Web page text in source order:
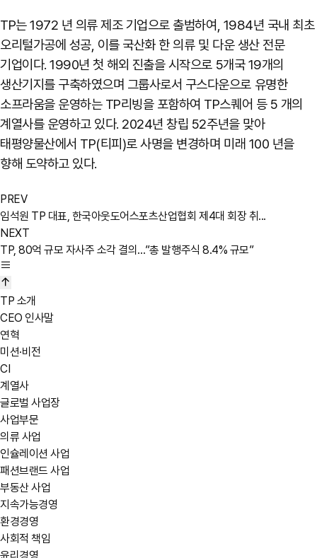
TP는 1972 년 의류 제조 기업으로 출범하여, 1984년 국내 최초
오리털가공에 성공, 이를 국산화 한 의류 및 다운 생산 전문
기업이다. 1990년 첫 해외 진출을 시작으로 5개국 19개의
생산기지를 구축하였으며 그룹사로서 구스다운으로 유명한
소프라움을 운영하는 TP리빙을 포함하여 TP스퀘어 등 5 개의
계열사를 운영하고 있다. 2024년 창립 52주년을 맞아
태평양물산에서 TP(티피)로 사명을 변경하며 미래 100 년을
향해 도약하고 있다.
PREV
임석원 TP 대표, 한국아웃도어스포츠산업협회 제4대 회장 취...
NEXT
TP, 80억 규모 자사주 소각 결의…”총 발행주식 8.4% 규모”
TP 소개
CEO 인사말
연혁
미션·비전
CI
계열사
글로벌 사업장
사업부문
의류 사업
인슐레이션 사업
패션브랜드 사업
부동산 사업
지속가능경영
환경경영
사회적 책임
윤리경영